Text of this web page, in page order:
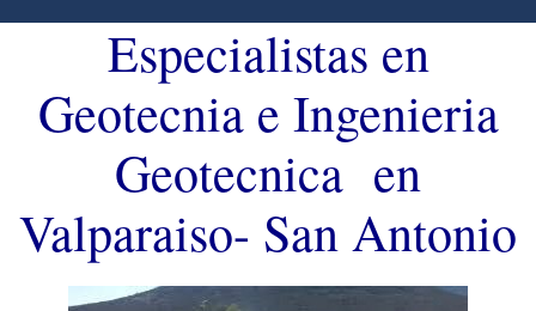
Especialistas en
Geotecnia e Ingenieria
Geotecnica en
Valparaiso- San Antonio